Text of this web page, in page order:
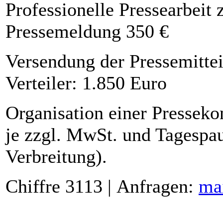
Professionelle Pressearbeit
Pressemeldung 350 €
Versendung der
Verteiler: 1.850 Euro
Organisation einer
je zzgl. MwSt. und
Verbreitung).
Chiffre 3113 | Anfragen: